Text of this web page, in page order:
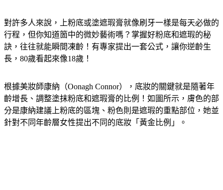
對許多人來說，上粉底或塗遮瑕膏就像刷牙一樣是每天必做的
行程，但你知道箇中的微妙藝術嗎？掌握好粉底和遮瑕的秘
訣，往往就能瞬間凍齡！有專家提出一套公式，讓你逆齡生
長，80歲看起來像18歲！
根據美妝師康納（Oonagh Connor），底妝的關鍵就是隨著年
齡增長、調整塗抹粉底和遮瑕膏的比例！如圖所示，膚色的部
分是康納建議上粉底的區塊、粉色則是遮瑕的重點部位，她並
針對不同年齡層女性提出不同的底妝「黃金比例」。